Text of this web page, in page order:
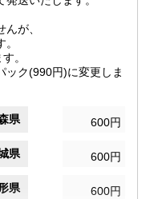
が、
。
ック(990円)に変更しま
県 600円
県 600円
県 600円